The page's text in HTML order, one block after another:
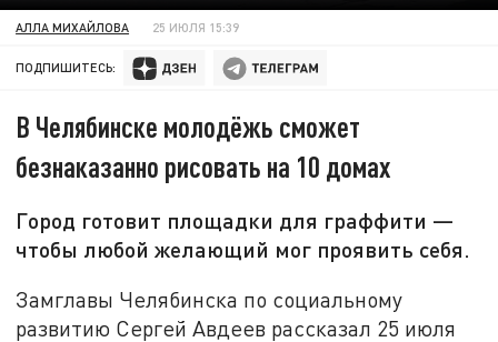
АЛЛА МИХАЙЛОВА 25 ИЮЛЯ 15:39
ПОДПИШИТЕСЬ:
В Челябинске молодёжь сможет
безнаказанно рисовать на 10 домах
Город готовит площадки для граффити —
чтобы любой желающий мог проявить себя.
Замглавы Челябинска по социальному
развитию Сергей Авдеев рассказал 25 июля